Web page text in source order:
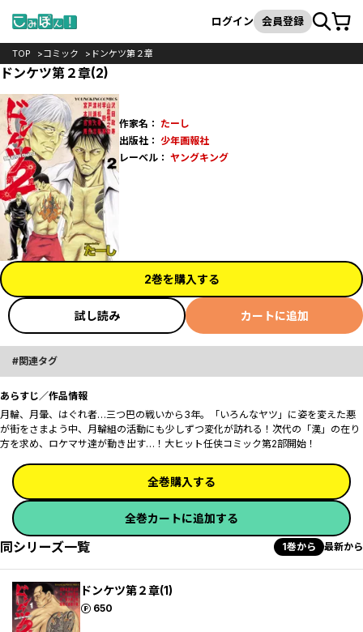
検索
ログイン 会員登録カート
TOP コミック ドンケツ第２章
ドンケツ第２章(2)
作家名： たーし
出版社： 少年画報社
レーベル： ヤングキング
2巻を購入する
試し読み カートに追加
関連タグ
あらすじ／作品情報
月輪、月暈、はぐれ者…三つ巴の戦いから3年。「いろんなヤツ」に姿を変えた悪
が街をさまよう中、月輪組の活動にも少しずつ変化が訪れる！次代の「漢」の在り
方を求め、ロケマサ達が動き出す…！大ヒット任侠コミック第2部開始！
全巻購入する
全巻カートに追加する
同シリーズ一覧 1巻から 最新から
ドンケツ第２章(1)
650
ポイント